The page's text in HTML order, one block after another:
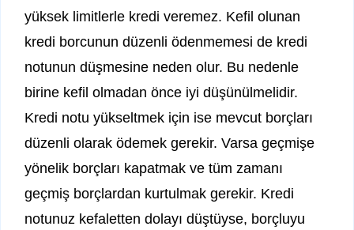
yüksek limitlerle kredi veremez. Kefil olunan
kredi borcunun düzenli ödenmemesi de kredi
notunun düşmesine neden olur. Bu nedenle
birine kefil olmadan önce iyi düşünülmelidir.
Kredi notu yükseltmek için ise mevcut borçları
düzenli olarak ödemek gerekir. Varsa geçmişe
yönelik borçları kapatmak ve tüm zamanı
geçmiş borçlardan kurtulmak gerekir. Kredi
notunuz kefaletten dolayı düştüyse, borçluyu